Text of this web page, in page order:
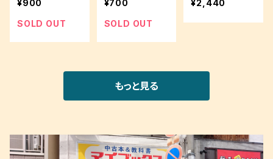
¥900
SOLD OUT
¥700
SOLD OUT
¥2,440
もっと見る